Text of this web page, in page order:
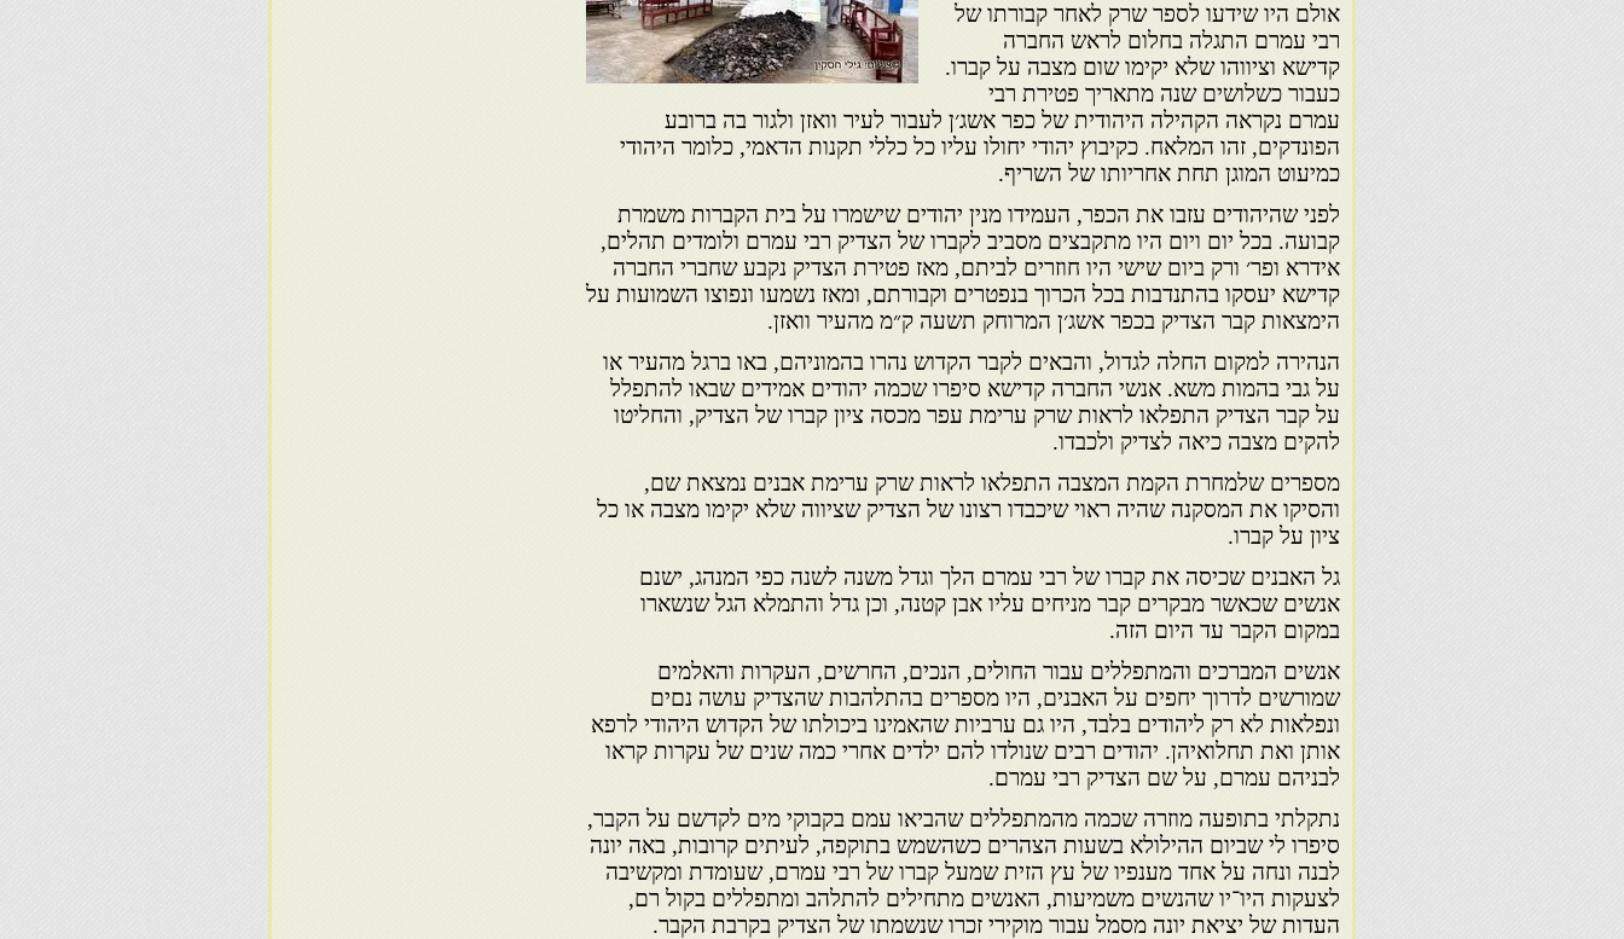
אולם היו שידעו לספר שרק לאחר קבורתו של
רבי עמרם התגלה בחלום לראש החברה
קדישא וציווהו שלא יקימו שום מצבה על קברו.
כעבור כשלושים שנה מתאריך פטירת רבי
עמרם נקראה הקהילה היהודית של כפר אשג׳ן לעבור לעיר וואזן ולגור בה ברובע
הפונדקים, זהו המלאח. כקיבוץ יהודי יחולו עליו כל כללי תקנות הדאמי, כלומר היהודי
כמיעוט המוגן תחת אחריותו של השריף.
לפני שהיהודים עזבו את הכפר, העמידו מנין יהודים שישמרו על בית הקברות משמרת
קבועה. בכל יום ויום היו מתקבצים מסביב לקברו של הצדיק רבי עמרם ולומדים תהלים,
אידרא ופר׳ ורק ביום שישי היו חוזרים לביתם, מאז פטירת הצדיק נקבע שחברי החברה
קדישא יעסקו בהתנדבות בכל הכרוך בנפטרים וקבורתם, ומאז נשמעו ונפוצו השמועות על
הימצאות קבר הצדיק בכפר אשג׳ן המרוחק תשעה ק״מ מהעיר וואזן.
הנהירה למקום החלה לגדול, והבאים לקבר הקדוש נהרו בהמוניהם, באו ברגל מהעיר או
על גבי בהמות משא. אנשי החברה קדישא סיפרו שכמה יהודים אמידים שבאו להתפלל
על קבר הצדיק התפלאו לראות שרק ערימת עפר מכסה ציון קברו של הצדיק, והחליטו
להקים מצבה כיאה לצדיק ולכבדו.
מספרים שלמחרת הקמת המצבה התפלאו לראות שרק ערימת אבנים נמצאת שם,
והסיקו את המסקנה שהיה ראוי שיכבדו רצונו של הצדיק שציווה שלא יקימו מצבה או כל
ציון על קברו.
גל האבנים שכיסה את קברו של רבי עמרם הלך וגדל משנה לשנה כפי המנהג, ישנם
אנשים שכאשר מבקרים קבר מניחים עליו אבן קטנה, וכן גדל והתמלא הגל שנשארו
במקום הקבר עד היום הזה.
אנשים המברכים והמתפללים עבור החולים, הנכים, החרשים, העקרות והאלמים
שמורשים לדרוך יחפים על האבנים, היו מספרים בהתלהבות שהצדיק עושה נםים
ונפלאות לא רק ליהודים בלבד, היו גם ערביות שהאמינו ביכולתו של הקדוש היהודי לרפא
אותן ואת תחלואיהן. יהודים רבים שנולדו להם ילדים אחרי כמה שנים של עקרות קראו
לבניהם עמרם, על שם הצדיק רבי עמרם.
נתקלתי בתופעה מוזרה שכמה מהמתפללים שהביאו עמם בקבוקי מים לקדשם על הקבר,
סיפרו לי שביום ההילולא בשעות הצהרים כשהשמש בתוקפה, לעיתים קרובות, באה יונה
לבנה ונחה על אחד מענפיו של עץ הזית שמעל קברו של רבי עמרם, שעומדת ומקשיבה
לצעקות היו־יו שהנשים משמיעות, האנשים מתחילים להתלהב ומתפללים בקול רם,
העדות של יציאת יונה מסמל עבור מוקירי זכרו שנשמתו של הצדיק בקרבת הקבר.